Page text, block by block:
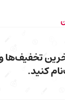
تخفیف‌ها
کنید.